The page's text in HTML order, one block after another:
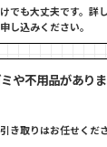
でも大丈夫です。詳
し込みください。
や不用品があり
き取りはお任せくだ